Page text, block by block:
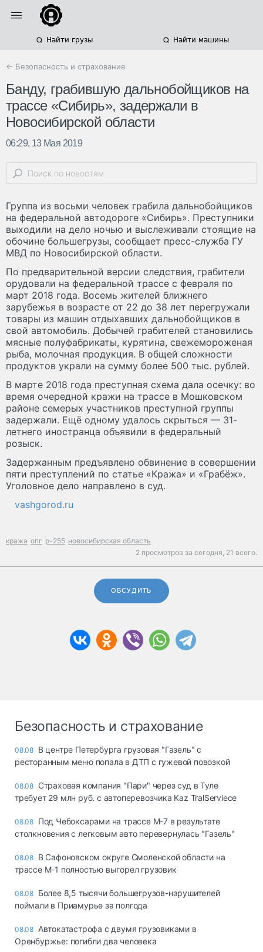
Найти грузы Найти машины
← Безопасность и страхование
Банду, грабившую дальнобойщиков на
трассе «Сибирь», задержали в
Новосибирской области
06:29, 13 Мая 2019
Группа из восьми человек грабила дальнобойщиков
на федеральной автодороге «Сибирь». Преступники
выходили на дело ночью и выслеживали стоящие на
обочине большегрузы, сообщает пресс-служба ГУ
МВД по Новосибирской области.
По предварительной версии следствия, грабители
орудовали на федеральной трассе с февраля по
март 2018 года. Восемь жителей ближнего
зарубежья в возрасте от 22 до 38 лет перегружали
товары из машин отдыхавших дальнобойщиков в
свой автомобиль. Добычей грабителей становились
мясные полуфабрикаты, курятина, свежемороженая
рыба, молочная продукция. В общей сложности
продуктов украли на сумму более 500 тыс. рублей.
В марте 2018 года преступная схема дала осечку: во
время очередной кражи на трассе в Мошковском
районе семерых участников преступной группы
задержали. Ещё одному удалось скрыться — 31-
летнего иностранца объявили в федеральный
розыск.
Задержанным предъявлено обвинение в совершении
пяти преступлений по статье «Кража» и «Грабёж».
Уголовное дело направлено в суд.
vashgorod.ru
кража опг р-255 новосибирская область
2 просмотров за сегодня, 21 всего.
ОБСУДИТЬ
Безопасность и страхование
08.08 В центре Петербурга грузовая "Газель" с
ресторанным меню попала в ДТП с гужевой повозкой
08.08 Страховая компания "Пари" через суд в Туле
требует 29 млн руб. с автоперевозчика Kaz TralServiece
08.08 Под Чебоксарами на трассе М-7 в результате
столкновения с легковым авто перевернулась "Газель"
08.08 В Сафоновском округе Смоленской области на
трассе М-1 полностью выгорел грузовик
08.08 Более 8,5 тысячи большегрузов-нарушителей
поймали в Приамурье за полгода
08.08 Автокатастрофа с двумя грузовиками в
Оренбуржье: погибли два человека